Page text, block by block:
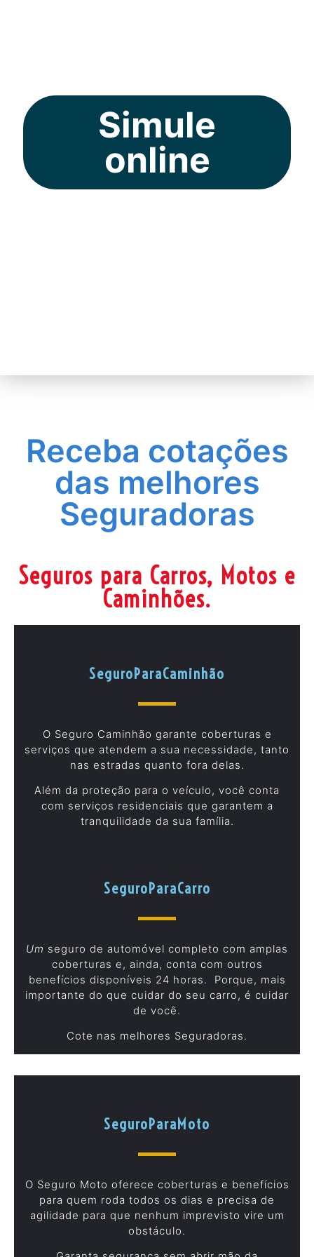
Simule
online
Receba cotações
das melhores
Seguradoras
Seguros para Carros, Motos e
Caminhões.
SeguroParaCaminhão
O Seguro Caminhão garante coberturas e
serviços que atendem a sua necessidade, tanto
nas estradas quanto fora delas.
Além da proteção para o veículo, você conta
com serviços residenciais que garantem a
tranquilidade da sua família.
SeguroParaCarro
Um seguro de automóvel completo com amplas
coberturas e, ainda, conta com outros
benefícios disponíveis 24 horas. Porque, mais
importante do que cuidar do seu carro, é cuidar
de você.
Cote nas melhores Seguradoras.
SeguroParaMoto
O Seguro Moto oferece coberturas e benefícios
para quem roda todos os dias e precisa de
agilidade para que nenhum imprevisto vire um
obstáculo.